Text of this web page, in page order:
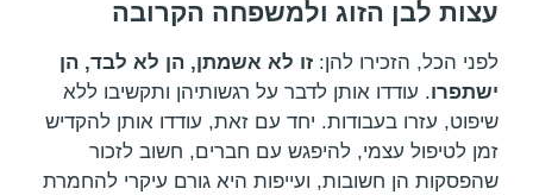
עצות לבן הזוג ולמשפחה הקרובה
לפני הכל, הזכירו להן: זו לא אשמתן, הן לא לבד, הן
ישתפרו. עודדו אותן לדבר על רגשותיהן ותקשיבו ללא
שיפוט, עזרו בעבודות. יחד עם זאת, עודדו אותן להקדיש
זמן לטיפול עצמי, להיפגש עם חברים, חשוב לזכור
שהפסקות הן חשובות, ועייפות היא גורם עיקרי להחמרת